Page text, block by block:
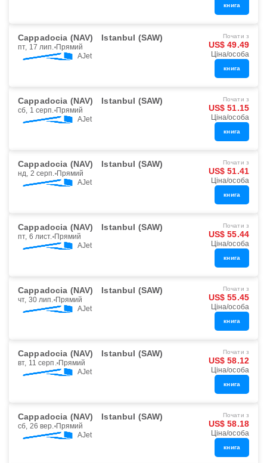
книга
Cappadocia (NAV) Istanbul (SAW)
пт, 17 лип. Прямий
AJet
Почати з
US$ 49.49
Ціна/особа
книга
Cappadocia (NAV) Istanbul (SAW)
сб, 1 серп. Прямий
AJet
Почати з
US$ 51.15
Ціна/особа
книга
Cappadocia (NAV) Istanbul (SAW)
нд, 2 серп. Прямий
AJet
Почати з
US$ 51.41
Ціна/особа
книга
Cappadocia (NAV) Istanbul (SAW)
пт, 6 лист. Прямий
AJet
Почати з
US$ 55.44
Ціна/особа
книга
Cappadocia (NAV) Istanbul (SAW)
чт, 30 лип. Прямий
AJet
Почати з
US$ 55.45
Ціна/особа
книга
Cappadocia (NAV) Istanbul (SAW)
вт, 11 серп. Прямий
AJet
Почати з
US$ 58.12
Ціна/особа
книга
Cappadocia (NAV) Istanbul (SAW)
сб, 26 вер. Прямий
AJet
Почати з
US$ 58.18
Ціна/особа
книга